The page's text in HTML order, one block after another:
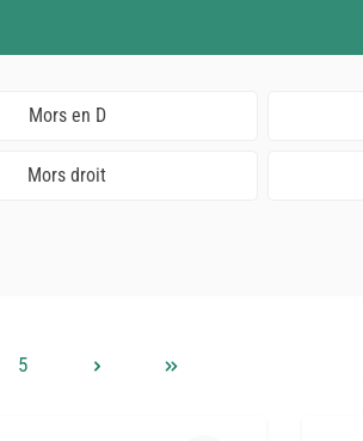
Mors en D
Mors droit
Page
5